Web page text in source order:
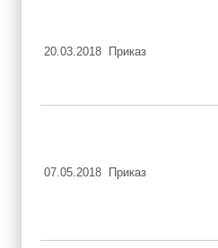
20.03.2018 Приказ
07.05.2018 Приказ